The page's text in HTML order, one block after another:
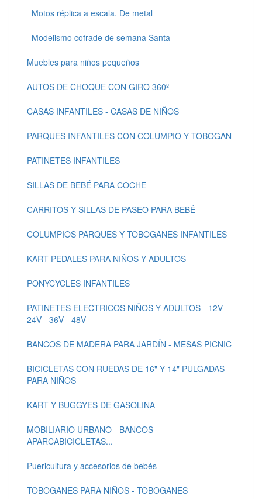
Motos réplica a escala. De metal
Modelismo cofrade de semana Santa
Muebles para niños pequeños
AUTOS DE CHOQUE CON GIRO 360º
CASAS INFANTILES - CASAS DE NIÑOS
PARQUES INFANTILES CON COLUMPIO Y TOBOGAN
PATINETES INFANTILES
SILLAS DE BEBÉ PARA COCHE
CARRITOS Y SILLAS DE PASEO PARA BEBÉ
COLUMPIOS PARQUES Y TOBOGANES INFANTILES
KART PEDALES PARA NIÑOS Y ADULTOS
PONYCYCLES INFANTILES
PATINETES ELECTRICOS NIÑOS Y ADULTOS - 12V -
24V - 36V - 48V
BANCOS DE MADERA PARA JARDÍN - MESAS PICNIC
BICICLETAS CON RUEDAS DE 16" Y 14" PULGADAS
PARA NIÑOS
KART Y BUGGYES DE GASOLINA
MOBILIARIO URBANO - BANCOS -
APARCABICICLETAS...
Puericultura y accesorios de bebés
TOBOGANES PARA NIÑOS - TOBOGANES